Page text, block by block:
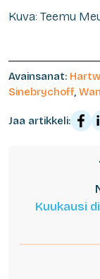
Kuva: Teemu
Avainsanat:
Sinebrychoff,
Jaa artikkeli:
Kuukausi